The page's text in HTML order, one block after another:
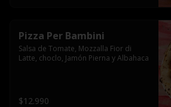
Pizza Per Bambini
Salsa de Tomate, Mozzalla Fior di
Latte, choclo, Jamón Pierna y Albahaca
$12.990